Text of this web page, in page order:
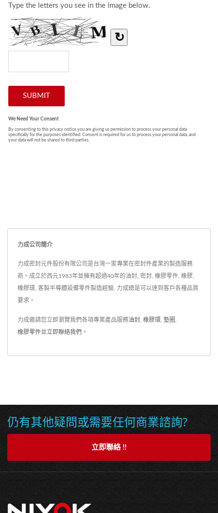
力成公司簡介
力成密封元件股份有限公司是台灣一家專業在密封件產業的製造服務
商。成立於西元1983年並擁有超過40年的油封, 密封, 橡膠零件, 橡膠,
橡膠環, 客製半導體設備零件製造經驗, 力成總是可以達到客戶各種品質
要求。
力成邀請您立即瀏覽我們各項專業產品服務油封 橡膠環 墊圈
橡膠零件並立即聯絡我們 。
仍有其他疑問或需要任何商業諮詢?
立即聯絡 !!